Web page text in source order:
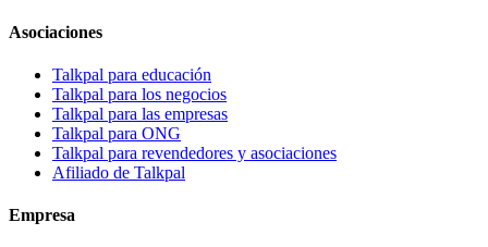
Asociaciones
Talkpal para educación
Talkpal para los negocios
Talkpal para las empresas
Talkpal para ONG
Talkpal para revendedores y asociaciones
Afiliado de Talkpal
Empresa